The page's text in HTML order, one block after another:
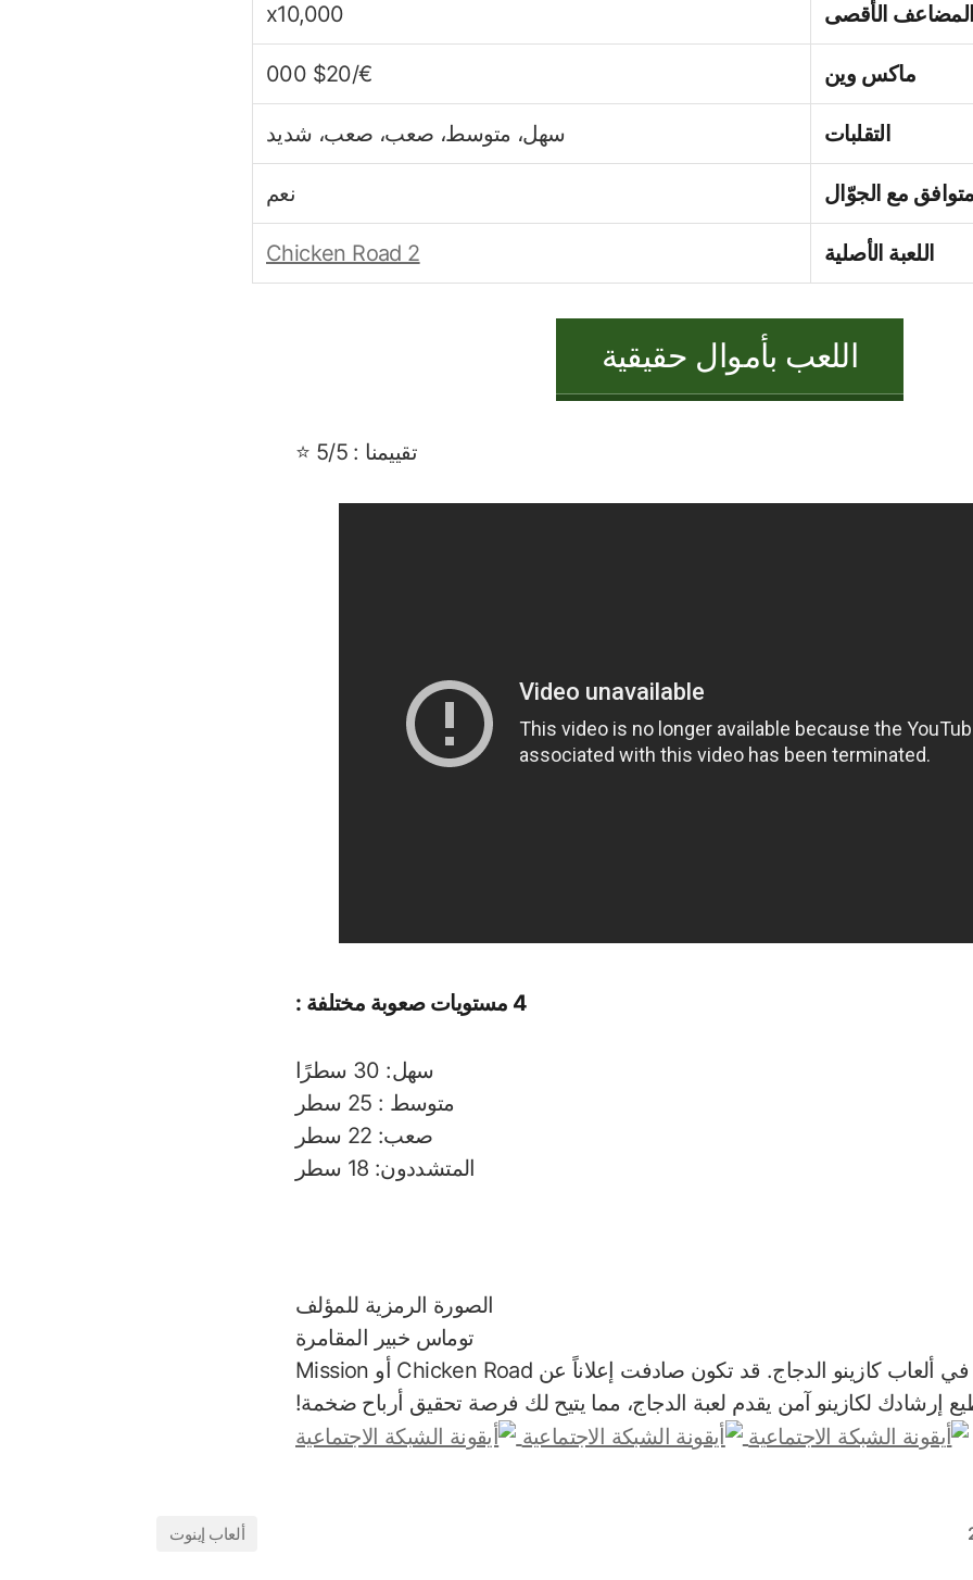
الأقصى x10,000
ماكس وين €/$20 000
التقلبات سهل، متوسط، صعب، صعب، شديد
مع الجوّال نعم
اللعبة الأصلية Chicken Road 2
اللعب بأموال حقيقية
تقييمنا : 5/5 ⭐
4 مستويات صعوبة مختلفة :
سهل: 30 سطرًا
متوسط : 25 سطر
صعب: 22 سطر
المتشددون: 18 سطر
توماس خبير المقامرة
أنا توماس، متخصص في ألعاب كازينو الدجاج. قد تكون صادفت إعلاناً عن Chicken Road أو Mission
ألعاب إينوت